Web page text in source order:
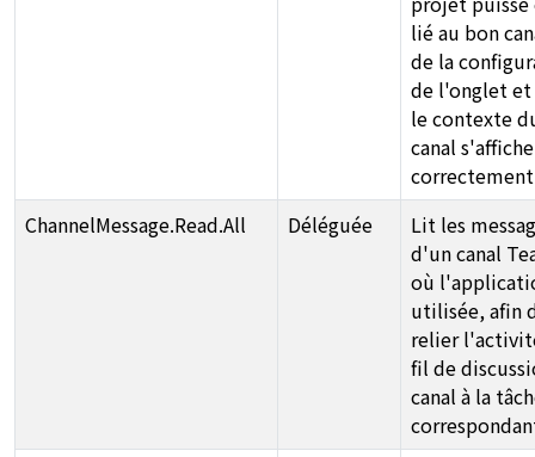
lié au bon
de la
de l'onglet
le contexte
canal s'affiche
ChannelMessage.Read.All
Déléguée
Lit les
d'un canal
où
utilisée, afin
relier
fil de
canal à la